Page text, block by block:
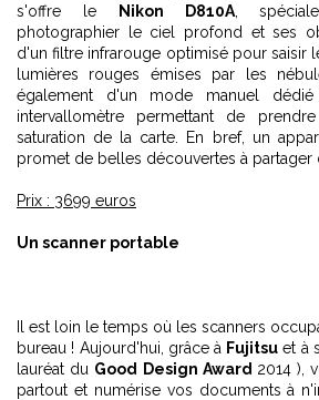
s'offre le
Nikon D810A,
photographier le ciel profond et ses
d'un filtre infrarouge optimisé pour saisir
lumières rouges émises par les
également d'un mode manuel
intervallomètre permettant de
saturation de la carte. En bref, un
promet de belles découvertes à partager
Prix : 3699 euros
Un scanner portable
Il est loin le temps où les scanners
bureau ! Aujourd'hui, grâce à Fujitsuet à
lauréat du Good Design Award 2014 ),
partout et numérise vos documents à